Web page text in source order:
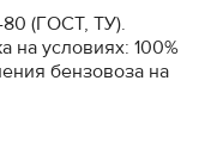
(ГОСТ, ТУ).
на условиях: 100%
бензовоза на